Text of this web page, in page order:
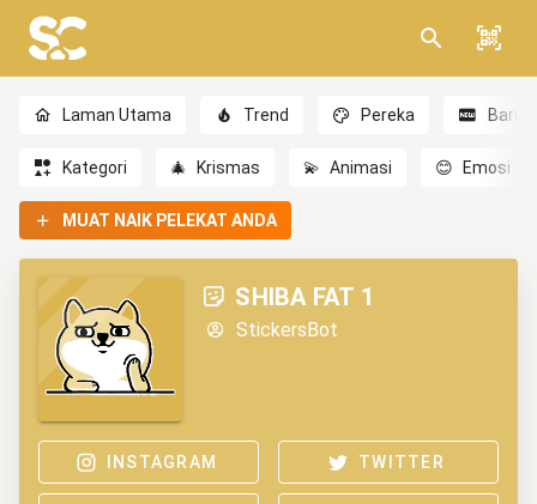
Laman Utama Trend Pereka Baru
Kategori 🎄 Krismas 💫 Animasi 😊 Emosi
MUAT NAIK PELEKAT ANDA
SHIBA FAT 1
StickersBot
INSTAGRAM TWITTER